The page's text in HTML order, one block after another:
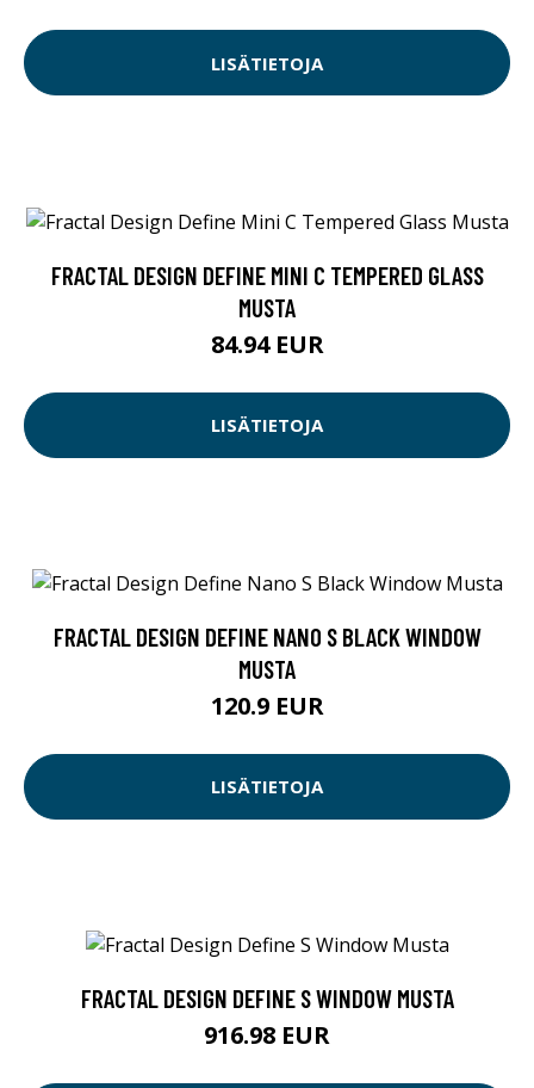
LISÄTIETOJA
FRACTAL DESIGN DEFINE MINI C TEMPERED GLASS
MUSTA
84.94 EUR
LISÄTIETOJA
FRACTAL DESIGN DEFINE NANO S BLACK WINDOW
MUSTA
120.9 EUR
LISÄTIETOJA
FRACTAL DESIGN DEFINE S WINDOW MUSTA
916.98 EUR